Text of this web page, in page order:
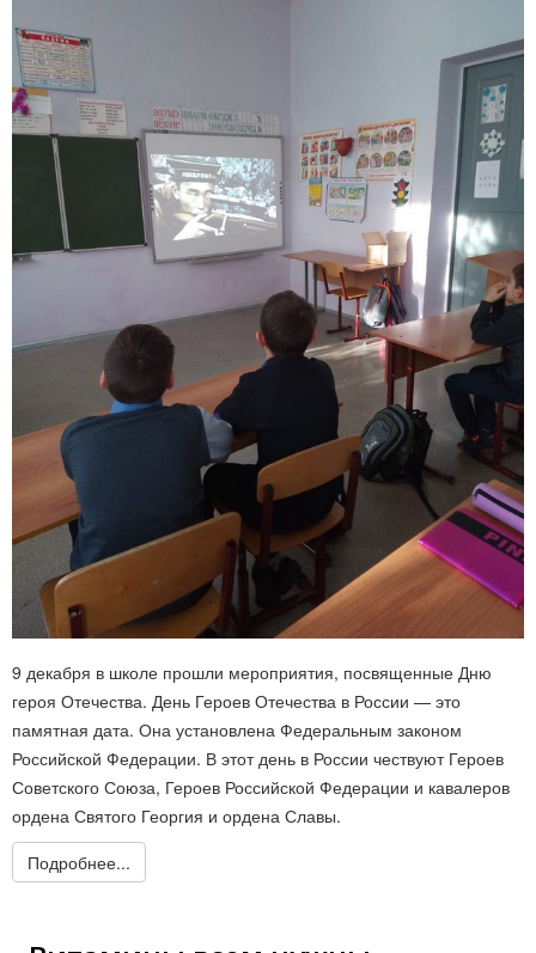
9 декабря в школе прошли мероприятия, посвященные Дню
героя Отечества. День Героев Отечества в России — это
памятная дата. Она установлена Федеральным законом
Российской Федерации. В этот день в России чествуют Героев
Советского Союза, Героев Российской Федерации и кавалеров
ордена Святого Георгия и ордена Славы.
Подробнее...